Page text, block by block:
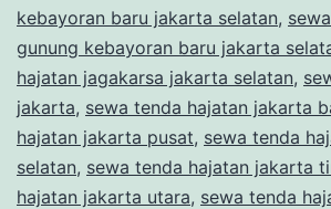
kebayoran baru jakarta selatan,
gunung kebayoran baru jakarta
hajatan jagakarsa jakarta selatan,
jakarta, sewa tenda hajatan jakarta
hajatan jakarta pusat, sewa tenda
selatan, sewa tenda hajatan jakarta
hajatan jakarta utara, sewa tenda